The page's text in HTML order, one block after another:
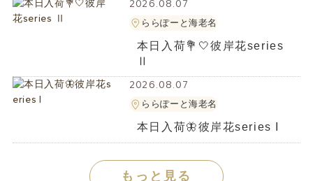
2026.08.07
ららぽーと海老名
本日入荷💐🤍彼岸花series
Ⅱ
2026.08.07
ららぽーと海老名
本日入荷🦋彼岸花series I
もっと見る